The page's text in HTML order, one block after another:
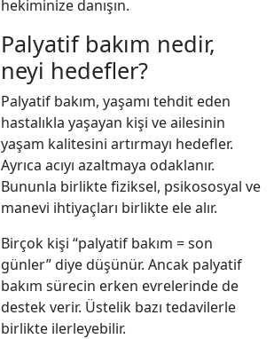
hekiminize danışın.
Palyatif bakım nedir,
neyi hedefler?
Palyatif bakım, yaşamı tehdit eden
hastalıkla yaşayan kişi ve ailesinin
yaşam kalitesini artırmayı hedefler.
Ayrıca acıyı azaltmaya odaklanır.
Bununla birlikte fiziksel, psikososyal ve
manevi ihtiyaçları birlikte ele alır.
Birçok kişi “palyatif bakım = son
günler” diye düşünür. Ancak palyatif
bakım sürecin erken evrelerinde de
destek verir. Üstelik bazı tedavilerle
birlikte ilerleyebilir.